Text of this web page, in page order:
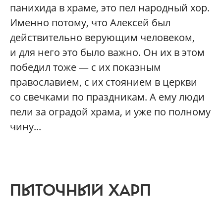
панихида в храме, это пел народный хор.
Именно потому, что Алексей был
действительно верующим человеком,
и для него это было важно. Он их в этом
победил тоже — с их показным
православием, с их стоянием в церкви
со свечками по праздникам. А ему люди
пели за оградой храма, и уже по полному
чину...
ПЫТОЧНЫЙ ХАРП